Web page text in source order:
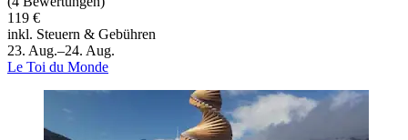
119 €
inkl. Steuern & Gebühren
23. Aug.–24. Aug.
Le Toi du Monde